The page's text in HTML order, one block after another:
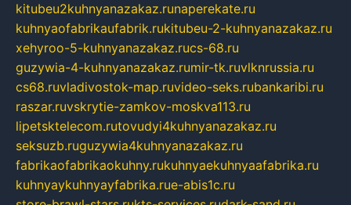
kitubeu2kuhnyanazakaz.runaperekate.ru
kuhnyaofabrikaufabrik.rukitubeu-2-kuhnyanazakaz.ru
xehyroo-5-kuhnyanazakaz.rucs-68.ru
guzywia-4-kuhnyanazakaz.rumir-tk.ruvlknrussia.ru
cs68.ruvladivostok-map.ruvideo-seks.rubankaribi.ru
raszar.ruvskrytie-zamkov-moskva113.ru
lipetsktelecom.rutovudyi4kuhnyanazakaz.ru
seksuzb.ruguzywia4kuhnyanazakaz.ru
fabrikaofabrikaokuhny.rukuhnyaekuhnyaafabrika.ru
kuhnyaykuhnyayfabrika.rue-abis1c.ru